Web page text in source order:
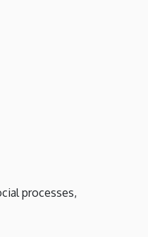
processes,